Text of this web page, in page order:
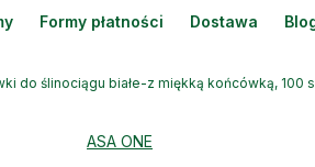
Formy płatności Dostawa
do ślinociągu białe-z miękką końcówką, 100
ASA ONE